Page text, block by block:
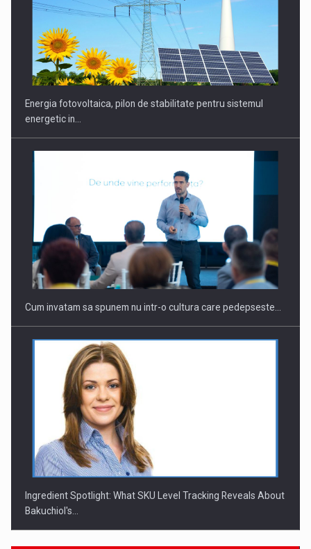
Energia fotovoltaica, pilon de stabilitate pentru sistemul
energetic in…
Cum invatam sa spunem nu intr-o cultura care pedepseste…
Ingredient Spotlight: What SKU Level Tracking Reveals About
Bakuchiol's…